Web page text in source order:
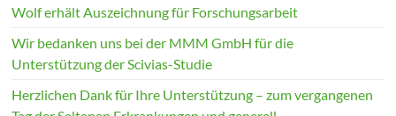
Wolf erhält Auszeichnung für Forschungsarbeit
Wir bedanken uns bei der MMM GmbH für die
Unterstützung der Scivias-Studie
Herzlichen Dank für Ihre Unterstützung – zum vergangenen